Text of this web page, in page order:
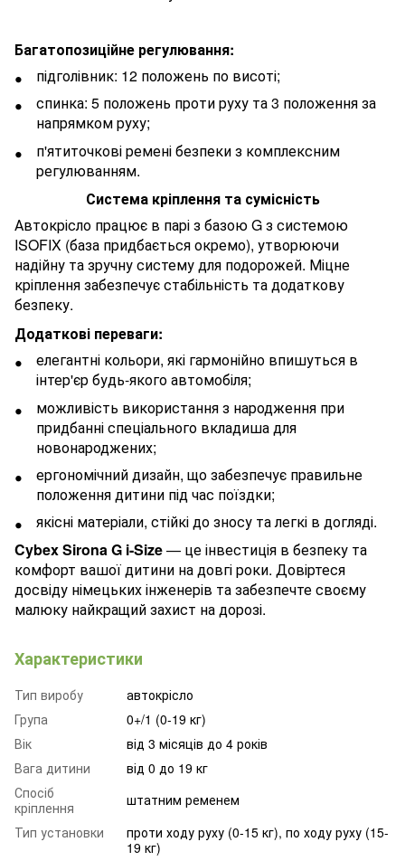
Багатопозиційне регулювання:
підголівник: 12 положень по висоті;
спинка: 5 положень проти руху та 3 положення за
напрямком руху;
п'ятиточкові ремені безпеки з комплексним
регулюванням.
Система кріплення та сумісність
Автокрісло працює в парі з базою G з системою
ISOFIX (база придбається окремо), утворюючи
надійну та зручну систему для подорожей. Міцне
кріплення забезпечує стабільність та додаткову
безпеку.
Додаткові переваги:
елегантні кольори, які гармонійно впишуться в
інтер'єр будь-якого автомобіля;
можливість використання з народження при
придбанні спеціального вкладиша для
новонароджених;
ергономічний дизайн, що забезпечує правильне
положення дитини під час поїздки;
якісні матеріали, стійкі до зносу та легкі в догляді.
Cybex Sirona G i-Size— це інвестиція в безпеку та
комфорт вашої дитини на довгі роки. Довіртеся
досвіду німецьких інженерів та забезпечте своєму
малюку найкращий захист на дорозі.
Характеристики
Тип виробу
автокрісло
Група
0+/1 (0-19 кг)
Вік
від 3 місяців до 4 років
Вага дитини
від 0 до 19 кг
Спосіб
кріплення
штатним ременем
Тип установки
проти ходу руху (0-15 кг), по ходу руху (15-
19 кг)